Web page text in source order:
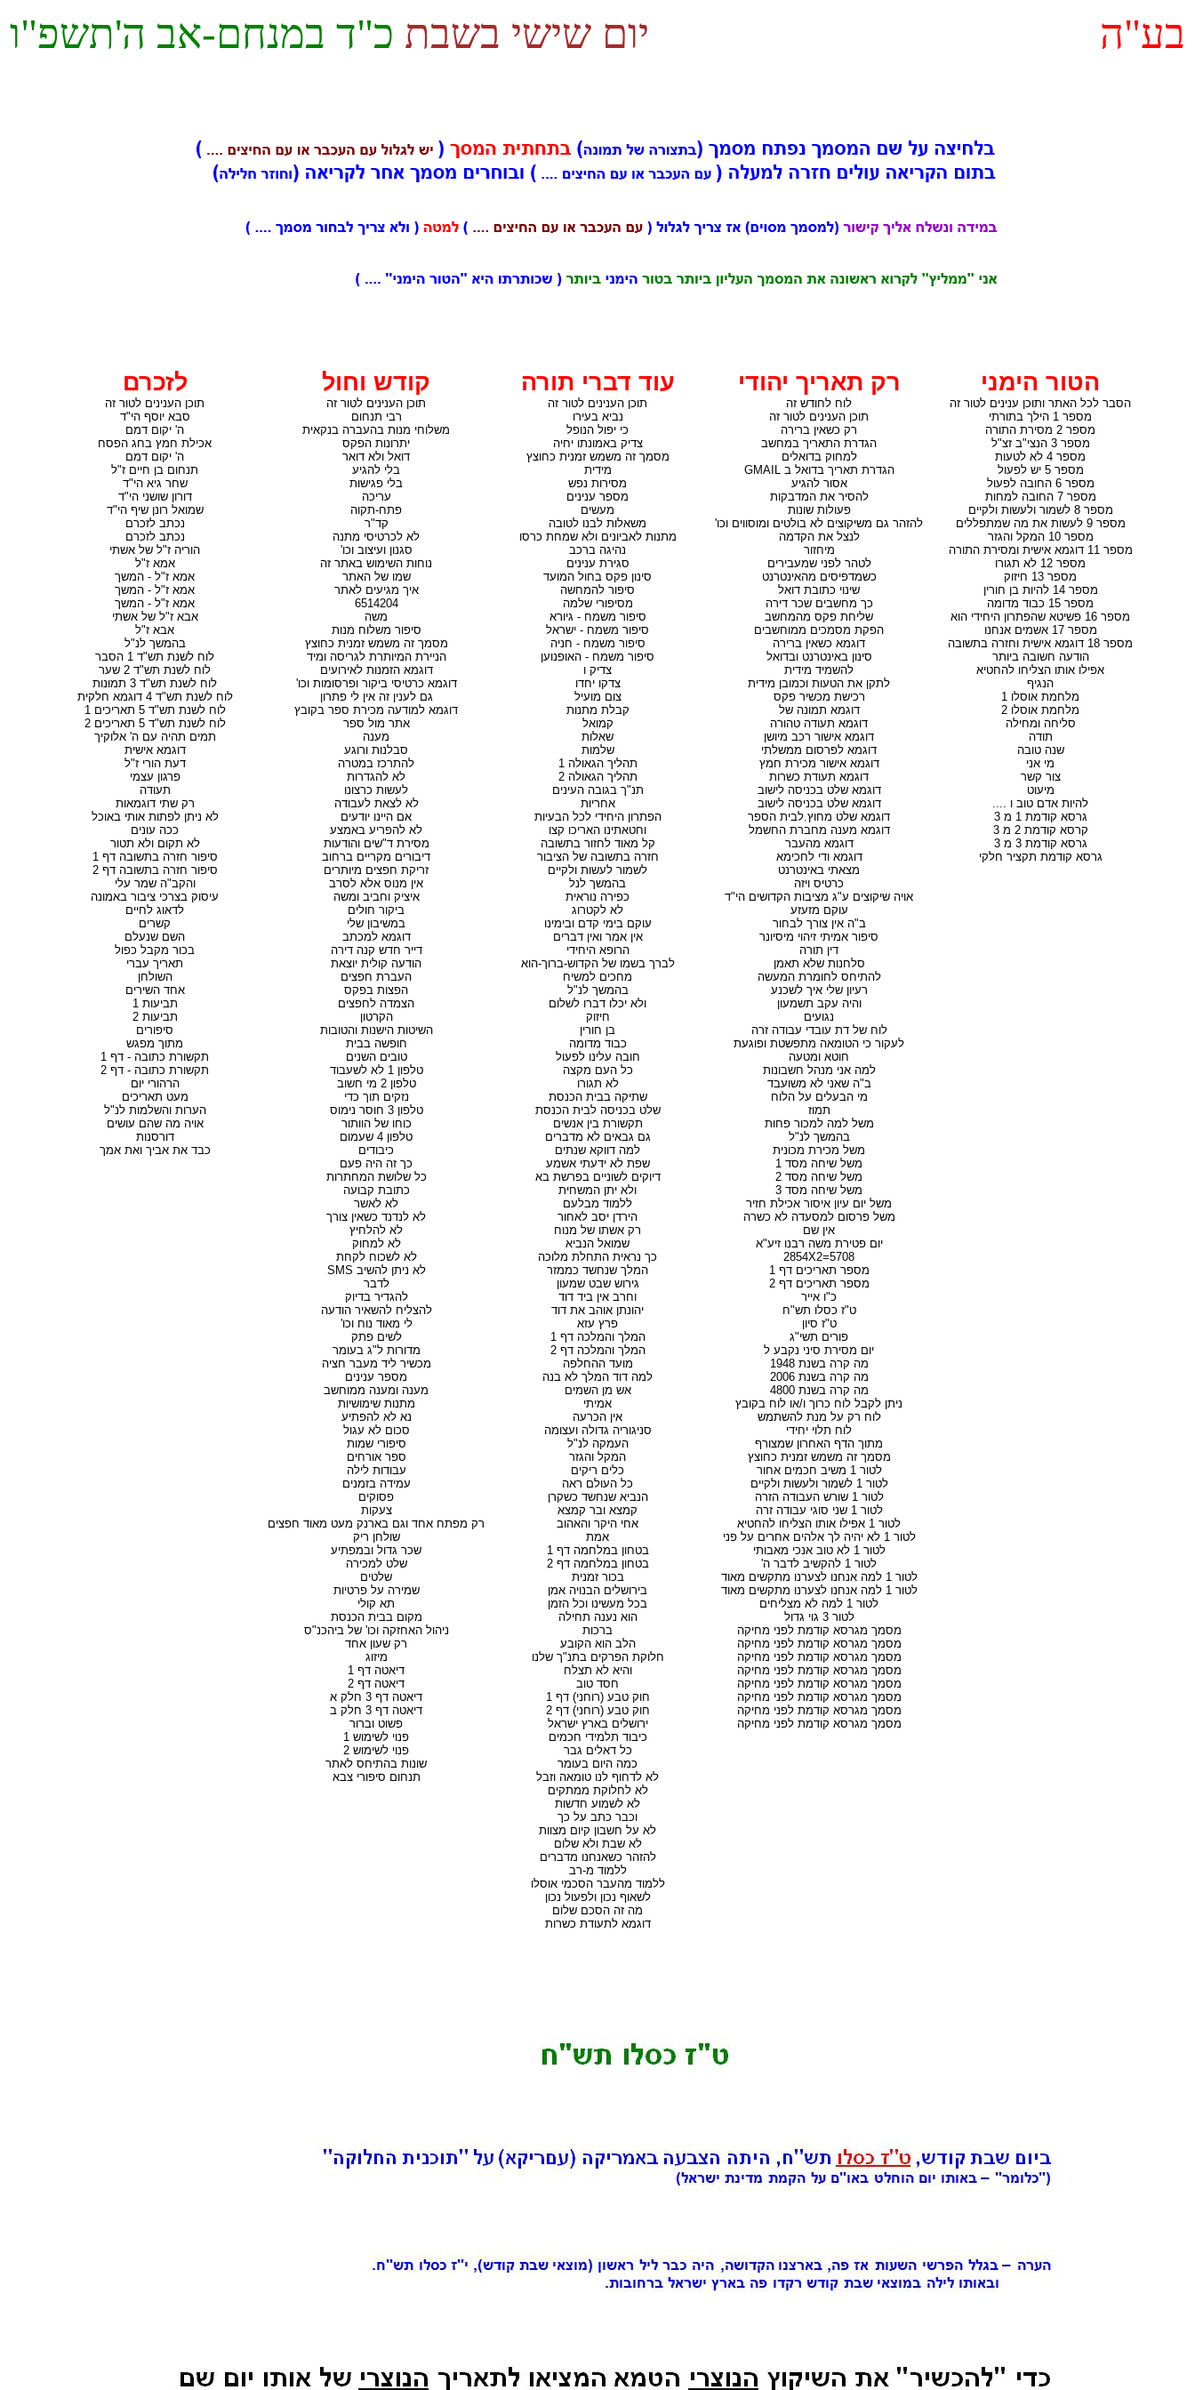
בע"ה יום שישי בשבת כ"ד במנחם-אב ה'תשפ"ו
הטור הימני
הסבר לכל האתר ותוכן ענינים לטור זה
מספר 1 הילך בתורתי
מספר 2 מסירת התורה
מספר 3 הנצי"ב זצ"ל
מספר 4 לא לטעות
מספר 5 יש לפעול
מספר 6 החובה לפעול
מספר 7 החובה למחות
מספר 8 לשמור ולעשות ולקיים
מספר 9 לעשות את מה שמתפללים
מספר 10 המקל והגזר
מספר 11 דוגמא אישית ומסירת התורה
מספר 12 לא תגורו
מספר 13 חיזוק
מספר 14 להיות בן חורין
מספר 15 כבוד מדומה
מספר 16 פשיטא שהפתרון היחידי הוא
מספר 17 אשמים אנחנו
מספר 18 דוגמא אישית וחזרה בתשובה
הודעה חשובה ביותר
אפילו אותו הצליחו להחטיא
הנגיף
מלחמת אוסלו 1
מלחמת אוסלו 2
סליחה ומחילה
תודה
שנה טובה
מי אני
צור קשר
מיעוט
להיות אדם טוב ו ....
גרסא קודמת 1 מ 3
קרסא קודמת 2 מ 3
גרסא קודמת 3 מ 3
גרסא קודמת תקציר חלקי
רק תאריך יהודי
לוח לחודש זה
תוכן הענינים לטור זה
רק כשאין ברירה
הגדרת התאריך במחשב
למחוק בדואלים
הגדרת תאריך בדואל ב GMAIL
אסור להגיע
להסיר את המדבקות
פעולות שונות
להזהר גם משיקוצים לא בולטים ומוסווים וכו'
לנצל את הקדמה
מיחזור
לטהר לפני שמעבירים
כשמדפיסים מהאינטרנט
שינוי כתובת דואל
כך מחשבים שכר דירה
שליחת פקס מהמחשב
הפקת מסמכים ממוחשבים
דוגמא כשאין ברירה
סינון באינטרנט ובדואל
להשמיד מידית
לתקן את הטעות וכמובן מידית
רכישת מכשיר פקס
דוגמא תמונה של
דוגמא תעודה טהורה
דוגמא אישור רכב מיושן
דוגמא לפרסום ממשלתי
דוגמא אישור מכירת חמץ
דוגמא תעודת כשרות
דוגמא שלט בכניסה לישוב
דוגמא שלט בכניסה לישוב
דוגמא שלט מחוץ.לבית הספר
דוגמא מענה מחברת החשמל
דוגמא מהעבר
דוגמא ודי לחכימא
מצאתי באינטרנט
כרטיס ויזה
אויה שיקוצים ע"ג מציבות הקדושים הי"ד
עוקם מזעזע
ב"ה אין צורך לבחור
סיפור אמיתי זיהוי מיסיונר
דין תורה
סלחנות שלא תאמן
להתיחס לחומרת המעשה
רעיון שלי איך לשכנע
והיה עקב תשמעון
נגועים
לוח של דת עובדי עבודה זרה
לעקור כי הטומאה מתפשטת ופוגעת
חוטא ומטעה
למה אני מנהל חשבונות
ב"ה שאני לא משועבד
מי הבעלים על הלוח
תמוז
משל למה למכור פחות
בהמשך לנ"ל
משל מכירת מכונית
משל שיחה מסד 1
משל שיחה מסד 2
משל שיחה מסד 3
משל יום עיון איסור אכילת חזיר
משל פרסום למסעדה לא כשרה
אין שם
יום פטירת משה רבנו זיע"א
5708=2854X2
מספר תאריכים דף 1
מספר תאריכים דף 2
כ"ו אייר
ט"ז כסלו תש"ח
ט"ז סיון
פורים תשי"ג
יום מסירת סיני נקבע ל
מה קרה בשנת 1948
מה קרה בשנת 2006
מה קרה בשנת 4800
ניתן לקבל לוח כרוך ו/או לוח בקובץ
לוח רק על מנת להשתמש
לוח תלוי יחידי
מתוך הדף האחרון שמצורף
מסמך זה משמש זמנית כחוצץ
לטור 1 משיב חכמים אחור
לטור 1 לשמור ולעשות ולקיים
לטור 1 שורש העבודה הזרה
לטור 1 שני סוגי עבודה זרה
לטור 1 אפילו אותו הצליחו להחטיא
לטור 1 לא יהיה לך אלהים אחרים על פני
לטור 1 לא טוב אנכי מאבותי
לטור 1 להקשיב לדבר ה'
לטור 1 למה אנחנו לצערנו מתקשים מאוד
לטור 1 למה אנחנו לצערנו מתקשים מאוד
לטור 1 למה לא מצליחים
לטור 3 גוי גדול
מסמך מגרסא קודמת לפני מחיקה
מסמך מגרסא קודמת לפני מחיקה
מסמך מגרסא קודמת לפני מחיקה
מסמך מגרסא קודמת לפני מחיקה
מסמך מגרסא קודמת לפני מחיקה
מסמך מגרסא קודמת לפני מחיקה
מסמך מגרסא קודמת לפני מחיקה
מסמך מגרסא קודמת לפני מחיקה
עוד דברי תורה
תוכן הענינים לטור זה
נביא בעירו
כי יפול הנופל
צדיק באמונתו יחיה
מסמך זה משמש זמנית כחוצץ
מידית
מסירות נפש
מספר ענינים
מעשים
משאלות לבנו לטובה
מתנות לאביונים ולא שמחת כרסו
נהיגה ברכב
סגירת ענינים
סינון פקס בחול המועד
סיפור להמחשה
מסיפורי שלמה
סיפור משמח - גיורא
סיפור משמח - ישראל
סיפור משמח - חניה
סיפור משמח - האופנוען
צדיק ו
צדקו יחדו
צום מועיל
קבלת מתנות
קמואל
שאלות
שלמות
תהליך הגאולה 1
תהליך הגאולה 2
תנ"ך בגובה העינים
אחריות
הפתרון היחידי לכל הבעיות
וחטאתינו האריכו קצו
קל מאוד לחזור בתשובה
חזרה בתשובה של הציבור
לשמור לעשות ולקיים
בהמשך לנל
כפירה נוראית
לא לקטרוג
עוקם בימי קדם ובימינו
אין אמר ואין דברים
הרופא היחידי
לברך בשמו של הקדוש-ברוך-הוא
מחכים למשיח
בהמשך לנ"ל
ולא יכלו דברו לשלום
חיזוק
בן חורין
כבוד מדומה
חובה עלינו לפעול
כל העם מקצה
לא תגורו
שתיקה בבית הכנסת
שלט בכניסה לבית הכנסת
תקשורת בין אנשים
גם גבאים לא מדברים
למה דווקא שנתים
שפת לא ידעתי אשמע
דיוקים לשוניים בפרשת בא
ולא יתן המשחית
ללמוד מבלעם
הירדן יסב לאחור
רק אשתו של מנוח
שמואל הנביא
כך נראית התחלת מלוכה
המלך שנחשד כממזר
גירוש שבט שמעון
וחרב אין ביד דוד
יהונתן אוהב את דוד
פרץ עזא
המלך והמלכה דף 1
המלך והמלכה דף 2
מועד ההחלפה
למה דוד המלך לא בנה
אש מן השמים
אמיתי
אין הכרעה
סניגוריה גדולה ועצומה
העמקה לנ"ל
המקל והגזר
כלים ריקים
כל העולם ראה
הנביא שנחשד כשקרן
קמצא ובר קמצא
אחי היקר והאהוב
אמת
בטחון במלחמה דף 1
בטחון במלחמה דף 2
בכור זמנית
בירושלים הבנויה אמן
בכל מעשינו וכל הזמן
הוא נענה תחילה
ברכות
הלב הוא הקובע
חלוקת הפרקים בתנ"ך שלנו
והיא לא תצלח
חסד טוב
חוק טבע (רוחני) דף 1
חוק טבע (רוחני) דף 2
ירושלים בארץ ישראל
כיבוד תלמידי חכמים
כל דאלים גבר
כמה היום בעומר
לא לדחוף לנו טומאה וזבל
לא לחלוקת ממתקים
לא לשמוע חדשות
וכבר כתב על כך
לא על חשבון קיום מצוות
לא שבת ולא שלום
להזהר כשאנחנו מדברים
ללמוד מ-רב
ללמוד מהעבר הסכמי אוסלו
לשאוף נכון ולפעול נכון
מה זה הסכם שלום
דוגמא לתעודת כשרות
קודש וחול
תוכן הענינים לטור זה
רבי תנחום
משלוחי מנות בהעברה בנקאית
יתרונות הפקס
דואל ולא דואר
בלי להגיע
בלי פגישות
עריכה
פתח-תקוה
קד"ר
לא לכרטיסי מתנה
סגנון ועיצוב וכו'
נוחות השימוש באתר זה
שמו של האתר
איך מגיעים לאתר
6514204
משה
סיפור משלוח מנות
מסמך זה משמש זמנית כחוצץ
הניירת המיותרת לגריסה ומיד
דוגמא הזמנות לאירועים
דוגמא כרטיסי ביקור ופרסומות וכו'
גם לענין זה אין לי פתרון
דוגמא למודעה מכירת ספר בקובץ
אתר מול ספר
מענה
סבלנות ורוגע
להתרכז במטרה
לא להגדרות
לעשות כרצונו
לא לצאת לעבודה
אם היינו יודעים
לא להפריע באמצע
מסירת ד"שים והודעות
דיבורים מקריים ברחוב
זריקת חפצים מיותרים
אין מנוס אלא לסרב
איציק וחביב ומשה
ביקור חולים
במשיבון שלי
דוגמא למכתב
דייר חדש קנה דירה
הודעה קולית יוצאת
העברת חפצים
הפצות בפקס
הצמדה לחפצים
הקרטון
השיטות הישנות והטובות
חופשה בבית
טובים השנים
טלפון 1 לא לשעבוד
טלפון 2 מי חשוב
נזקים תוך כדי
טלפון 3 חוסר נימוס
כוחו של הוותור
טלפון 4 שעמום
כיבודים
כך זה היה פעם
כל שלושת המחתרות
כתובת קבועה
לא לאשר
לא לנדנד כשאין צורך
לא להלחיץ
לא למחוק
לא לשכוח לקחת
לא ניתן להשיב SMS
לדבר
להגדיר בדיוק
להצליח להשאיר הודעה
לי מאוד נוח וכו'
לשים פתק
מדורות ל"ג בעומר
מכשיר ליד מעבר חציה
מספר ענינים
מענה ומענה ממוחשב
מתנות שימושיות
נא לא להפתיע
סכום לא עגול
סיפורי שמות
ספר אורחים
עבודות לילה
עמידה בזמנים
פסוקים
צעקות
רק מפתח אחד וגם בארנק מעט מאוד חפצים
שולחן ריק
שכר גדול ובמפתיע
שלט למכירה
שלטים
שמירה על פרטיות
תא קולי
מקום בבית הכנסת
ניהול האחזקה וכו' של ביהכנ"ס
רק שעון אחד
מיזוג
דיאטה דף 1
דיאטה דף 2
דיאטה דף 3 חלק א
דיאטה דף 3 חלק ב
פשוט וברור
פנוי לשימוש 1
פנוי לשימוש 2
שונות בהתיחס לאתר
תנחום סיפורי צבא
לזכרם
תוכן הענינים לטור זה
סבא יוסף הי"ד
ה' יקום דמם
אכילת חמץ בחג הפסח
ה' יקום דמם
תנחום בן חיים ז"ל
שחר גיא הי"ד
דורון שושני הי"ד
שמואל רונן שיף הי"ד
נכתב לזכרם
נכתב לזכרם
הוריה ז"ל של אשתי
אמא ז"ל
אמא ז"ל - המשך
אמא ז"ל - המשך
אמא ז"ל - המשך
אבא ז"ל של אשתי
אבא ז"ל
בהמשך לנ"ל
לוח לשנת תש"ד 1 הסבר
לוח לשנת תש"ד 2 שער
לוח לשנת תש"ד 3 תמונות
לוח לשנת תש"ד 4 דוגמא חלקית
לוח לשנת תש"ד 5 תאריכים 1
לוח לשנת תש"ד 5 תאריכים 2
תמים תהיה עם ה' אלוקיך
דוגמא אישית
דעת הורי ז"ל
פרגון עצמי
תעודה
רק שתי דוגמאות
לא ניתן לפתות אותי באוכל
ככה עונים
לא תקום ולא תטור
סיפור חזרה בתשובה דף 1
סיפור חזרה בתשובה דף 2
והקב"ה שמר עלי
עיסוק בצרכי ציבור באמונה
לדאוג לחיים
קשרים
השם שנעלם
בכור מקבל כפול
תאריך עברי
השולחן
אחד השירים
תביעות 1
תביעות 2
סיפורים
מתוך מפגש
תקשורת כתובה - דף 1
תקשורת כתובה - דף 2
הרהורי יום
מעט תאריכים
הערות והשלמות לנ"ל
אויה מה שהם עושים
דורסנות
כבד את אביך ואת אמך